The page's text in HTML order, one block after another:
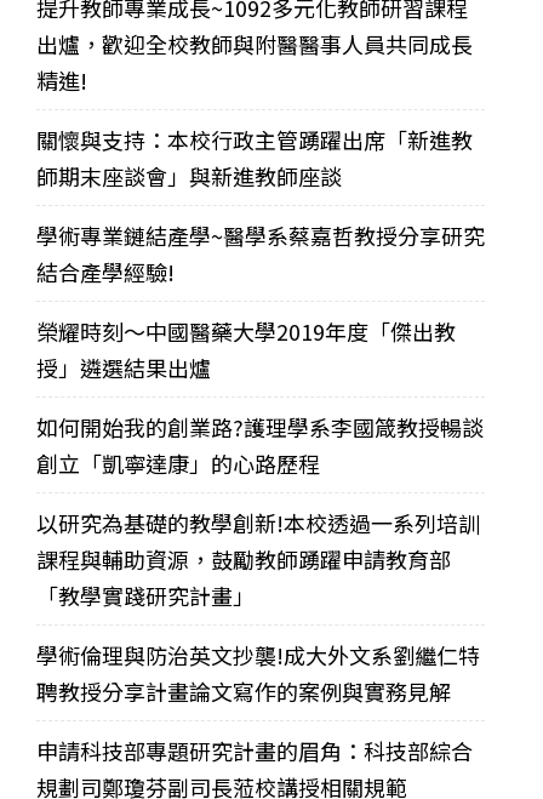
提升教師專業成長~1092多元化教師研習課程
出爐，歡迎全校教師與附醫醫事人員共同成長
精進!
關懷與支持：本校行政主管踴躍出席「新進教
師期末座談會」與新進教師座談
學術專業鏈結產學~醫學系蔡嘉哲教授分享研究
結合產學經驗!
榮耀時刻～中國醫藥大學2019年度「傑出教
授」遴選結果出爐
如何開始我的創業路?護理學系李國箴教授暢談
創立「凱寧達康」的心路歷程
以研究為基礎的教學創新!本校透過一系列培訓
課程與輔助資源，鼓勵教師踴躍申請教育部
「教學實踐研究計畫」
學術倫理與防治英文抄襲!成大外文系劉繼仁特
聘教授分享計畫論文寫作的案例與實務見解
申請科技部專題研究計畫的眉角：科技部綜合
規劃司鄭瓊芬副司長蒞校講授相關規範